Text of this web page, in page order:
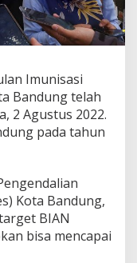
Imunisasi
Bandung telah
2 Agustus 2022.
pada tahun
Kota Bandung,
BIAN
bisa mencapai